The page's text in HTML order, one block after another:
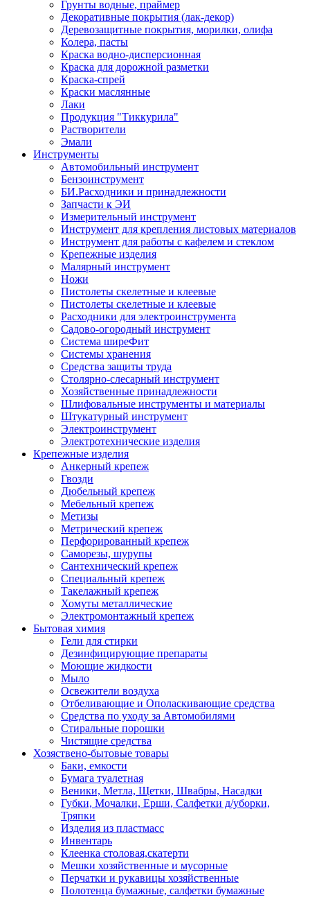
Грунты водные, праймер
Декоративные покрытия (лак-декор)
Деревозащитные покрытия, морилки, олифа
Колера, пасты
Краска водно-дисперсионная
Краска для дорожной разметки
Краска-спрей
Краски маслянные
Лаки
Продукция "Тиккурила"
Растворители
Эмали
Инструменты
Автомобильный инструмент
Бензоинструмент
БИ.Расходники и принадлежности
Запчасти к ЭИ
Измерительный инструмент
Инструмент для крепления листовых материалов
Инструмент для работы с кафелем и стеклом
Крепежные изделия
Малярный инструмент
Ножи
Пистолеты скелетные и клеевые
Пистолеты скелетные и клеевые
Расходники для электроинструмента
Садово-огородный инструмент
Система ширеФит
Системы хранения
Средства защиты труда
Столярно-слесарный инструмент
Хозяйственные принадлежности
Шлифовальные инструменты и материалы
Штукатурный инструмент
Электроинструмент
Электротехнические изделия
Крепежные изделия
Анкерный крепеж
Гвозди
Дюбельный крепеж
Мебельный крепеж
Метизы
Метрический крепеж
Перфорированный крепеж
Саморезы, шурупы
Сантехнический крепеж
Специальный крепеж
Такелажный крепеж
Хомуты металлические
Электромонтажный крепеж
Бытовая химия
Гели для стирки
Дезинфицирующие препараты
Моющие жидкости
Мыло
Освежители воздуха
Отбеливающие и Ополаскивающие средства
Средства по уходу за Автомобилями
Стиральные порошки
Чистящие средства
Хозяствено-бытовые товары
Баки, емкости
Бумага туалетная
Веники, Метла, Щетки, Швабры, Насадки
Губки, Мочалки, Ерши, Салфетки д/уборки,
Тряпки
Изделия из пластмасс
Инвентарь
Клеенка столовая,скатерти
Мешки хозяйственные и мусорные
Перчатки и рукавицы хозяйственные
Полотенца бумажные, салфетки бумажные